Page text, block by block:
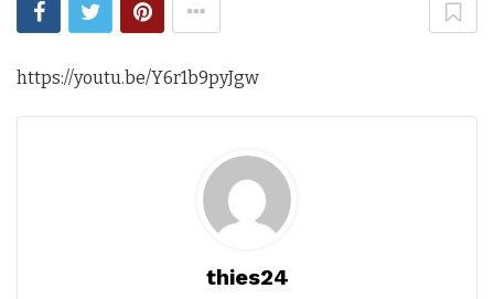
https://youtu.be/Y6r1b9pyJgw
thies24